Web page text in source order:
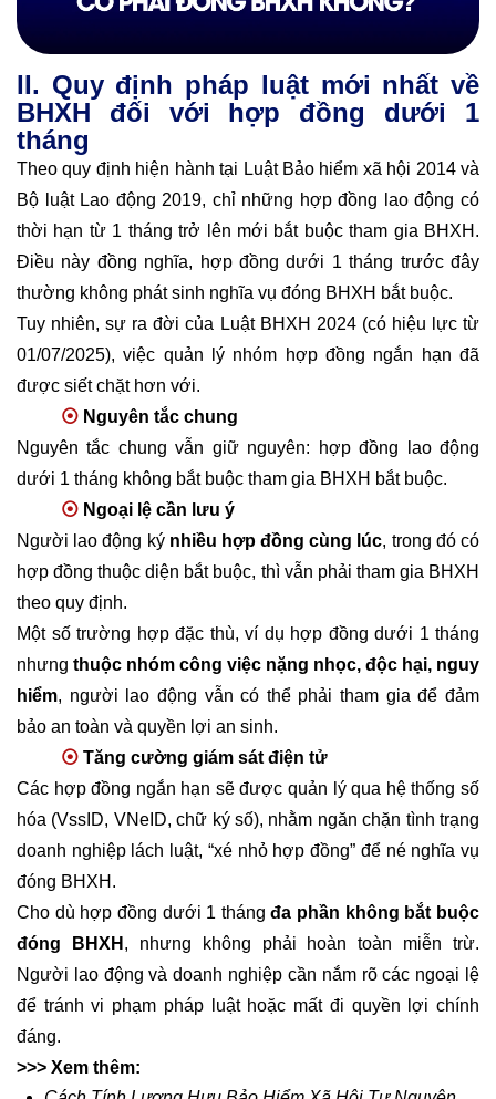
II. Quy định pháp luật mới nhất về
BHXH đối với hợp đồng dưới 1
tháng
Theo quy định hiện hành tại Luật Bảo hiểm xã hội 2014 và
Bộ luật Lao động 2019, chỉ những hợp đồng lao động có
thời hạn từ 1 tháng trở lên mới bắt buộc tham gia BHXH.
Điều này đồng nghĩa, hợp đồng dưới 1 tháng trước đây
thường không phát sinh nghĩa vụ đóng BHXH bắt buộc.
Tuy nhiên, sự ra đời của Luật BHXH 2024 (có hiệu lực từ
01/07/2025), việc quản lý nhóm hợp đồng ngắn hạn đã
được siết chặt hơn với.
⦿ Nguyên tắc chung
Nguyên tắc chung vẫn giữ nguyên: hợp đồng lao động
dưới 1 tháng không bắt buộc tham gia BHXH bắt buộc.
⦿ Ngoại lệ cần lưu ý
Người lao động ký nhiều hợp đồng cùng lúc, trong đó có
hợp đồng thuộc diện bắt buộc, thì vẫn phải tham gia BHXH
theo quy định.
Một số trường hợp đặc thù, ví dụ hợp đồng dưới 1 tháng
nhưng thuộc nhóm công việc nặng nhọc, độc hại, nguy
hiểm, người lao động vẫn có thể phải tham gia để đảm
bảo an toàn và quyền lợi an sinh.
⦿ Tăng cường giám sát điện tử
Các hợp đồng ngắn hạn sẽ được quản lý qua hệ thống số
hóa (VssID, VNeID, chữ ký số), nhằm ngăn chặn tình trạng
doanh nghiệp lách luật, “xé nhỏ hợp đồng” để né nghĩa vụ
đóng BHXH.
Cho dù hợp đồng dưới 1 thángđa phần không bắt buộc
đóng BHXH , nhưng không phải hoàn toàn miễn trừ.
Người lao động và doanh nghiệp cần nắm rõ các ngoại lệ
để tránh vi phạm pháp luật hoặc mất đi quyền lợi chính
đáng.
>>> Xem thêm: